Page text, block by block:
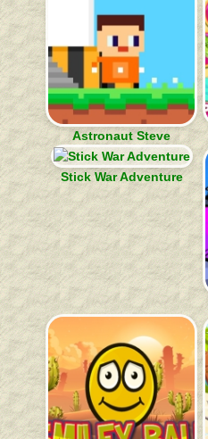
Astronaut Steve
Stick War Adventure